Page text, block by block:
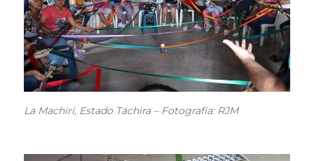
La Machirí, Estado Táchira – Fotografía: RJM